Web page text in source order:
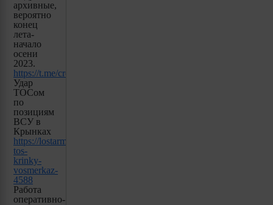
архивные,
вероятно
конец
лета-
начало
осени
2023.
https://t.me/creamy_caprice/3262
Удар
ТОСом
по
позициям
ВСУ в
Крынках
https://lostarmour.info/news/udar-
tos-
krinky-
vosmerkaz-
4588
Работа
оперативно-